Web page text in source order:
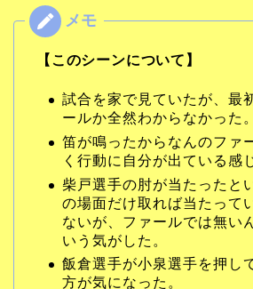
【このシーンについて】
試合を家で見ていたが、最
ールか全然わからなかった。
笛が鳴ったからなんのファ
く行動に自分が出ている感
柴戸選手の肘が当たったと
の場面だけ取れば当たって
ないが、ファールでは無い
いう気がした。
飯倉選手が小泉選手を押し
方が気になった。